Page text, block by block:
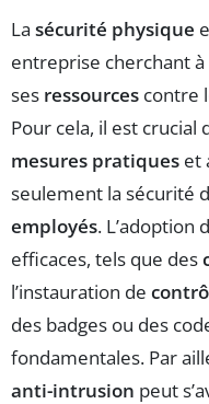
La sécurité physique
entreprise cherchant
ses ressources contre
Pour cela, il est
mesures pratiques et
seulement la sécurité
employés. L’adoption
efficaces, tels que des
l’instauration de
des badges ou des
fondamentales. Par
anti-intrusion peut